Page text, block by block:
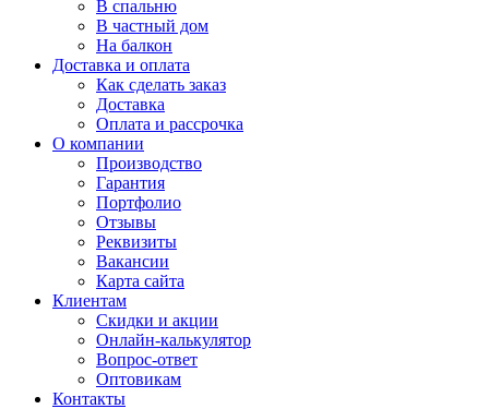
В спальню
В частный дом
На балкон
Доставка и оплата
Как сделать заказ
Доставка
Оплата и рассрочка
О компании
Производство
Гарантия
Портфолио
Отзывы
Реквизиты
Вакансии
Карта сайта
Клиентам
Скидки и акции
Онлайн-калькулятор
Вопрос-ответ
Оптовикам
Контакты